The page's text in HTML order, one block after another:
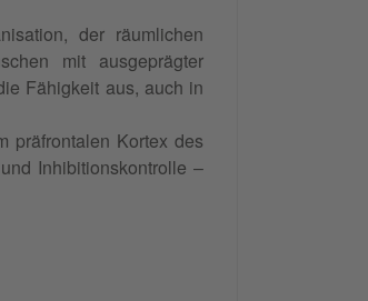
der räumlichen
mit ausgeprägter
Fähigkeit aus, auch in
präfrontalen Kortex des
und Inhibitionskontrolle –